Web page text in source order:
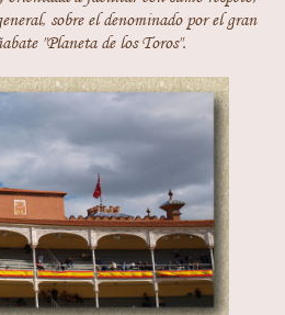
sobre el denominado por el gran
"Planeta de los Toros".